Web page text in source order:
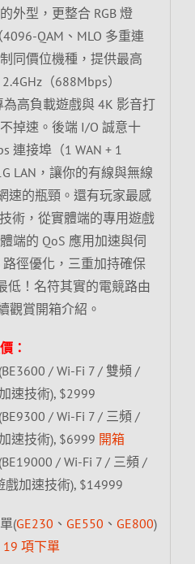
外型，更整合 RGB 燈
QAM、MLO 多重連
同價位機種，提供最高
（688Mbps）
高負載遊戲與 4K 影音打
掉速。後端 I/O 誠意十
連接埠（1 WAN + 1
LAN，讓你的有線與無線
速的瓶頸。還有玩家最感
術，從實體端的專用遊戲
端的 QoS 應用加速與伺
路徑優化，三重加持確保
低！名符其實的電競路由
觀賞開箱介紹。
：
/ Wi-Fi 7 / 雙頻 /
速技術), $2999
/ Wi-Fi 7 / 三頻 /
速技術), $6999 開箱
/ Wi-Fi 7 / 三頻 /
加速技術), $14999
(GE230 、 GE550 、 GE800)
項下單